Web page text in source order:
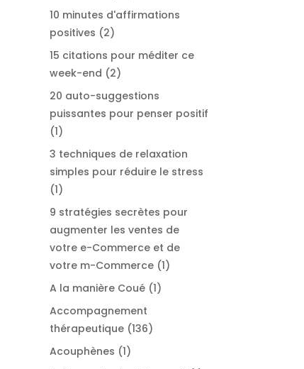
produits
10 minutes d'affirmations
positives
22
produits
15 citations pour méditer ce
week-end
22
produits
20 auto-suggestions
puissantes pour penser positif
11
produit
3 techniques de relaxation
simples pour réduire le stress
11
produit
9 stratégies secrètes pour
augmenter les ventes de
votre e-Commerce et de
votre m-Commerce 11
A la manière Coué 11
Accompagnement
thérapeutique 136136
Acouphènes 11